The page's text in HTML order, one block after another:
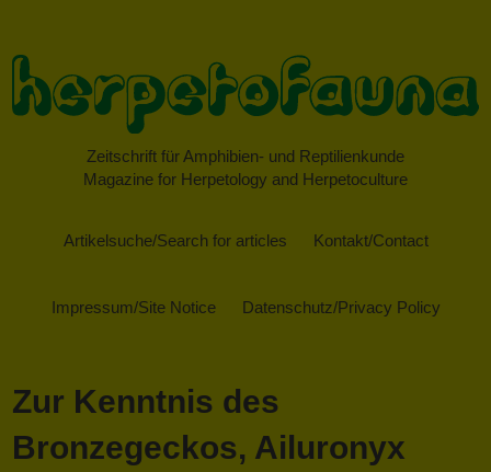
Zeitschrift für Amphibien- und Reptilienkunde
Magazine for Herpetology and Herpetoculture
Artikelsuche/Search for articles Kontakt/Contact
Impressum/Site Notice Datenschutz/Privacy Policy
Zur Kenntnis des
Bronzegeckos, Ailuronyx